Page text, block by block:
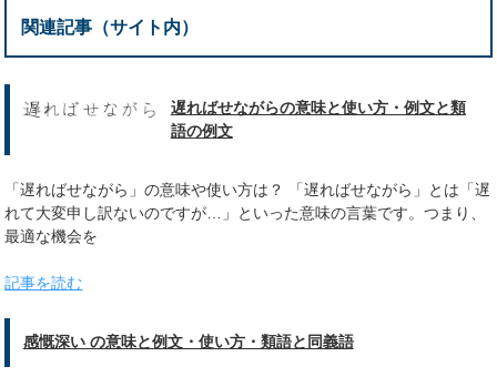
関連記事（サイト内）
遅ればせながらの意味と使い方・例文と類
語の例文
「遅ればせながら」の意味や使い方は？ 「遅ればせながら」とは「遅
れて大変申し訳ないのですが…」といった意味の言葉です。つまり、
最適な機会を
記事を読む
感慨深い の意味と例文・使い方・類語と同義語